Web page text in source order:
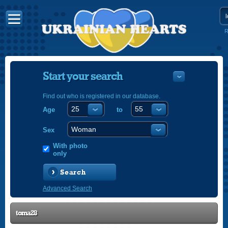
Start your search
Find out who is registered in our database.
Age to
Sex
With photo
only
Search
Advanced Search
toma28